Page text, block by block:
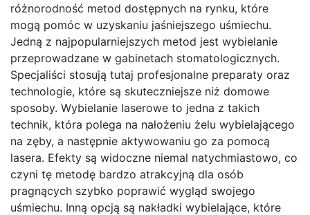
różnorodność metod dostępnych na rynku, które
mogą pomóc w uzyskaniu jaśniejszego uśmiechu.
Jedną z najpopularniejszych metod jest wybielanie
przeprowadzane w gabinetach stomatologicznych.
Specjaliści stosują tutaj profesjonalne preparaty oraz
technologie, które są skuteczniejsze niż domowe
sposoby. Wybielanie laserowe to jedna z takich
technik, która polega na nałożeniu żelu wybielającego
na zęby, a następnie aktywowaniu go za pomocą
lasera. Efekty są widoczne niemal natychmiastowo, co
czyni tę metodę bardzo atrakcyjną dla osób
pragnących szybko poprawić wygląd swojego
uśmiechu. Inną opcją są nakładki wybielające, które